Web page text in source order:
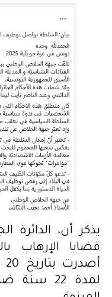
يذكر أن، الدائرة
قضايا الإرهاب
لمدة 22